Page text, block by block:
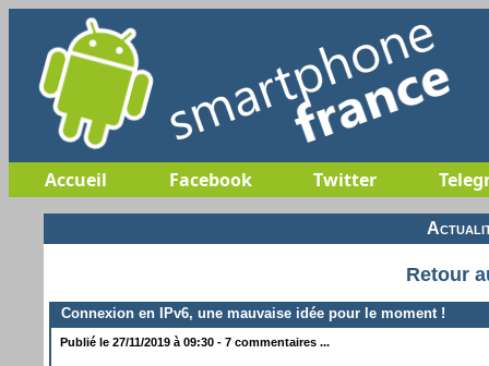
Accueil Facebook Twitter
Retour
Connexion en IPv6, une mauvaise idée pour le moment !
Publié le 27/11/2019 à 09:30 - 7 commentaires ...